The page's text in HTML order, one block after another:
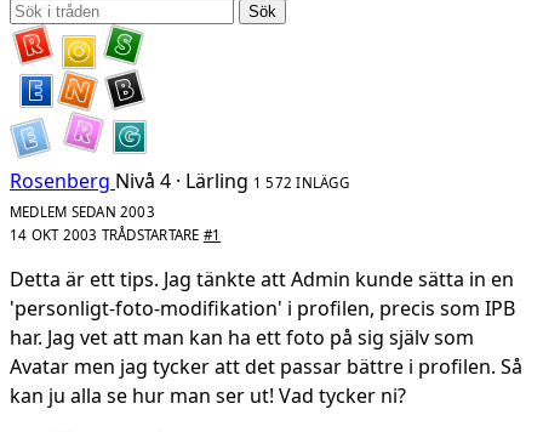
Sök
Rosenberg Nivå 4 · Lärling 1 572 INLÄGG
MEDLEM SEDAN 2003
14 OKT 2003 TRÅDSTARTARE #1
Detta är ett tips. Jag tänkte att Admin kunde sätta in en
'personligt-foto-modifikation' i profilen, precis som IPB
har. Jag vet att man kan ha ett foto på sig själv som
Avatar men jag tycker att det passar bättre i profilen. Så
kan ju alla se hur man ser ut! Vad tycker ni?